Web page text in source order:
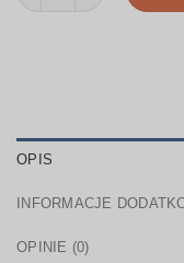
OPIS
INFORMACJE
OPINIE (0)